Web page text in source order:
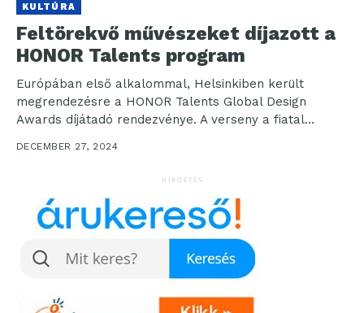
KULTÚRA
Feltörekvő művészeket díjazott a
HONOR Talents program
Európában első alkalommal, Helsinkiben került
megrendezésre a HONOR Talents Global Design
Awards díjátadó rendezvénye. A verseny a fiatal
DECEMBER 27, 2024
HIRDETÉS